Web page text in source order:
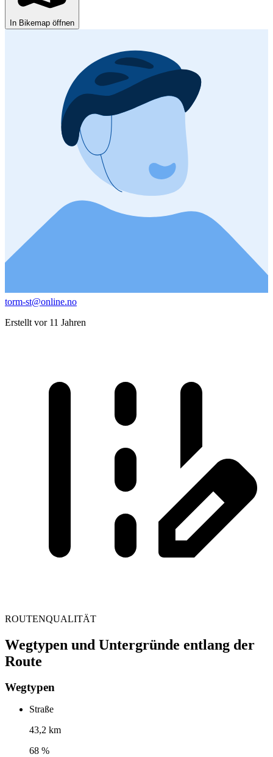
In Bikemap öffnen
torm-st@online.no
Erstellt vor 11 Jahren
ROUTENQUALITÄT
Wegtypen und Untergründe entlang der
Route
Wegtypen
Straße
43,2 km
68 %